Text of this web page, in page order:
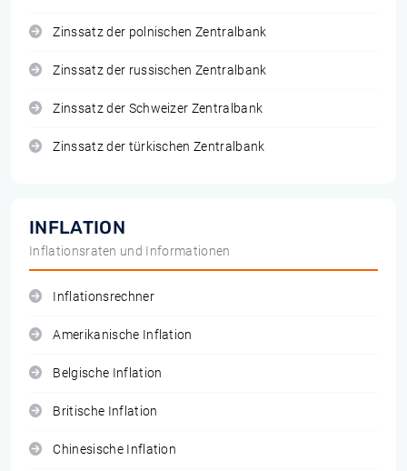
Zinssatz der polnischen Zentralbank
Zinssatz der russischen Zentralbank
Zinssatz der Schweizer Zentralbank
Zinssatz der türkischen Zentralbank
INFLATION
Inflationsraten und Informationen
Inflationsrechner
Amerikanische Inflation
Belgische Inflation
Britische Inflation
Chinesische Inflation